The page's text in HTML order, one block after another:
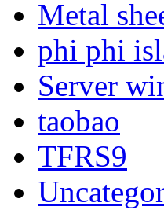
Metal
phi phi
Server
taobao
TFRS9